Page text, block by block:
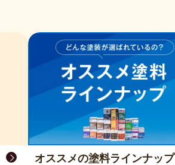
オススメの塗料ラインナップ